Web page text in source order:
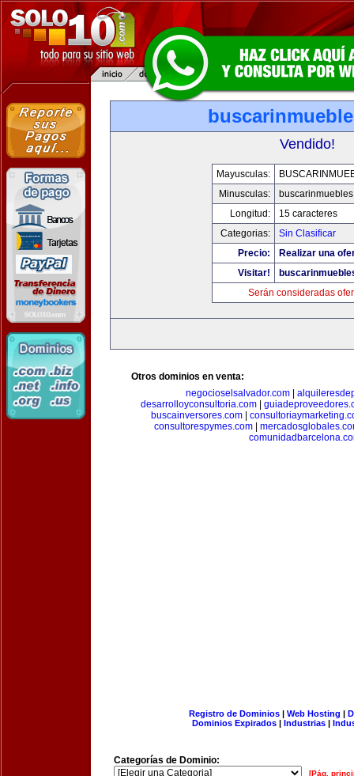
Vendido!
Mayusculas:
Minusculas:
Longitud:
15 caracteres
Categorias:
Sin Clasificar
Precio:
Realizar una
Visitar!
Serán consideradas
Otros dominios en venta:
negocioselsalvador.com|
desarrolloyconsultoria.com
buscainversores.com|
consultorespymes.com
Registro de Dominios| Web Hosting |
Dominios Expirados | Industrias |
Categorías de Dominio:
[Pág.